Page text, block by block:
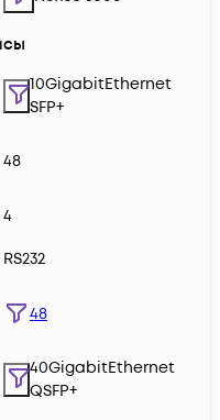
10GigabitEthernet
SFP+
48
4
RS232
48
40GigabitEthernet
QSFP+